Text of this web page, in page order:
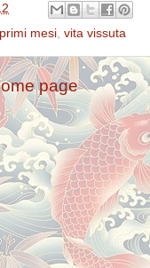
primi mesi vita vissuta
page